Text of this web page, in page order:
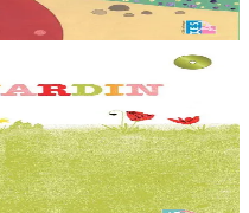
jardin zo bet savet ur vur,
» Kanet gant Paul Salaün.